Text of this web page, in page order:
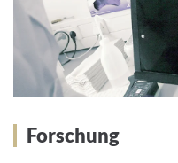
Forschung